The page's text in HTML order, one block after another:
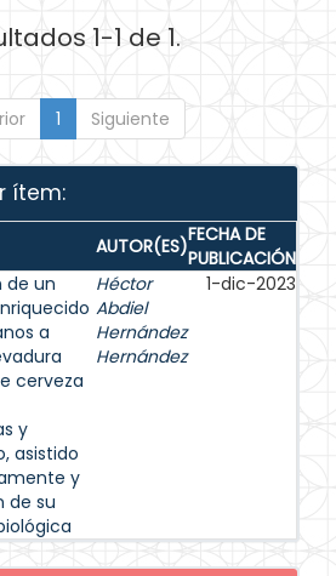
1-1 de 1.
1 Siguiente
ítem:
AUTOR(ES)FECHA DE
PUBLICACIÓN
de un
a
cerveza
y
asistido
y
de su
Héctor
Abdiel
Hernández
Hernández
1-dic-2023